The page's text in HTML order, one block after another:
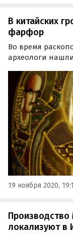
В китайских
фарфор
Во время
археологи
поделок из
19 ноября 2020,
Производство
локализуют в